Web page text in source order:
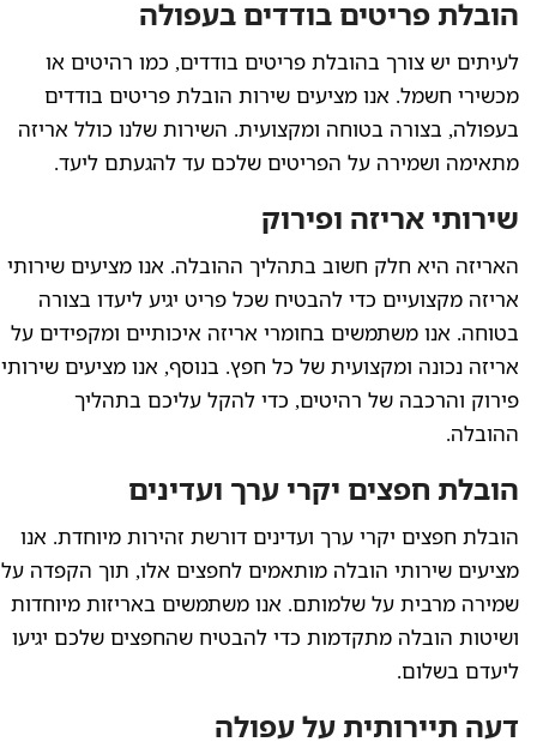
הובלת פריטים בודדים בעפולה
לעיתים יש צורך בהובלת פריטים בודדים, כמו רהיטים או
מכשירי חשמל. אנו מציעים שירות הובלת פריטים בודדים
בעפולה, בצורה בטוחה ומקצועית. השירות שלנו כולל אריזה
מתאימה ושמירה על הפריטים שלכם עד להגעתם ליעד.
שירותי אריזה ופירוק
האריזה היא חלק חשוב בתהליך ההובלה. אנו מציעים שירותי
אריזה מקצועיים כדי להבטיח שכל פריט יגיע ליעדו בצורה
בטוחה. אנו משתמשים בחומרי אריזה איכותיים ומקפידים על
אריזה נכונה ומקצועית של כל חפץ. בנוסף, אנו מציעים שירותי
פירוק והרכבה של רהיטים, כדי להקל עליכם בתהליך
ההובלה.
הובלת חפצים יקרי ערך ועדינים
הובלת חפצים יקרי ערך ועדינים דורשת זהירות מיוחדת. אנו
מציעים שירותי הובלה מותאמים לחפצים אלו, תוך הקפדה על
שמירה מרבית על שלמותם. אנו משתמשים באריזות מיוחדות
ושיטות הובלה מתקדמות כדי להבטיח שהחפצים שלכם יגיעו
ליעדם בשלום.
דעה תיירותית על עפולה